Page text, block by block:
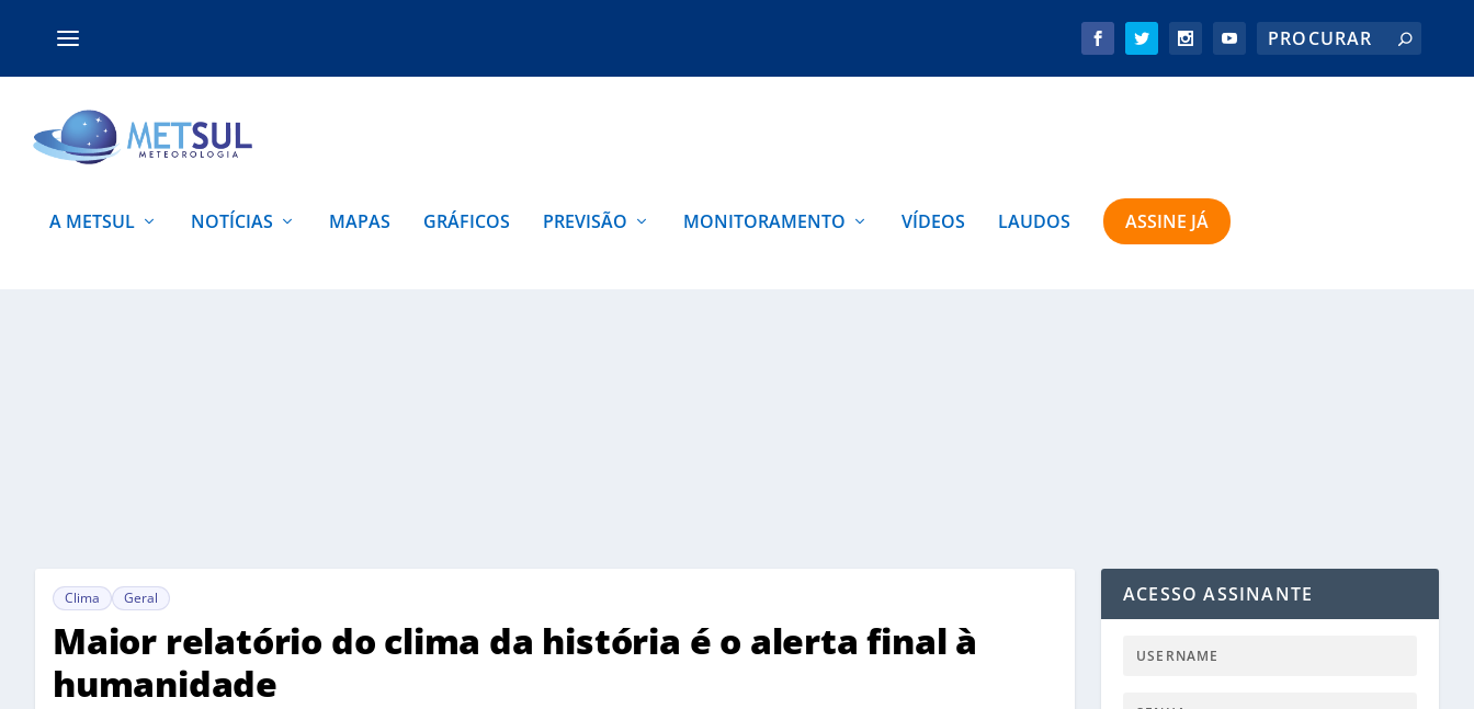
A METSUL NOTÍCIAS MAPAS GRÁFICOS PREVISÃO MONITORAMENTO VÍDEOS LAUDOS ASSINE JÁ
Clima Geral
Maior relatório do clima da história é o alerta final à
humanidade
ACESSO ASSINANTE